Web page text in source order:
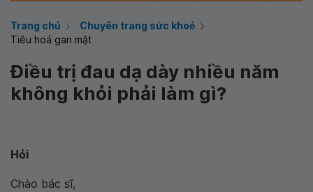
Trang chủ
Chuyên trang sức khoẻ
Tiêu hoá gan mật
Điều trị đau dạ dày nhiều năm
không khỏi phải làm gì?
Hỏi
Chào bác sĩ,